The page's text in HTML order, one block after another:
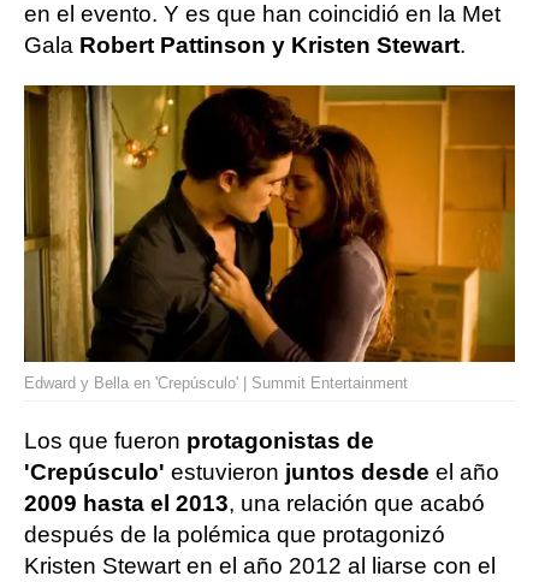
en el evento. Y es que han coincidió en la Met
Gala Robert Pattinson y Kristen Stewart.
Edward y Bella en 'Crepúsculo' | Summit Entertainment
Los que fueron protagonistas de
'Crepúsculo' estuvieron juntos desde el año
2009 hasta el 2013, una relación que acabó
después de la polémica que protagonizó
Kristen Stewart en el año 2012 al liarse con el